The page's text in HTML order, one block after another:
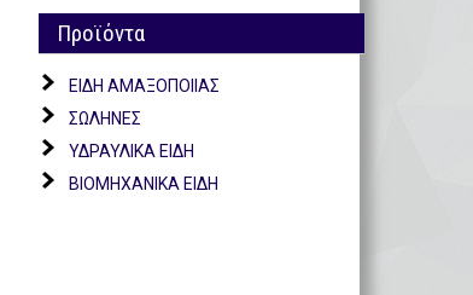
Προϊόντα
ΕΙΔΗ ΑΜΑΞΟΠΟΙΙΑΣ
ΣΩΛΗΝΕΣ
ΥΔΡΑΥΛΙΚΑ ΕΙΔΗ
ΒΙΟΜΗΧΑΝΙΚΑ ΕΙΔΗ